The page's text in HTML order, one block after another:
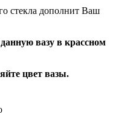
стекла дополнит Ваш
вазу в крассном
цвет вазы.